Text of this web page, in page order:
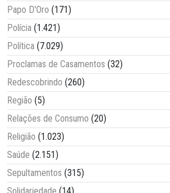
Papo D'Oro (171)
Polícia (1.421)
Política (7.029)
Proclamas de Casamentos (32)
Redescobrindo (260)
Região (5)
Relações de Consumo (20)
Religião (1.023)
Saúde (2.151)
Sepultamentos (315)